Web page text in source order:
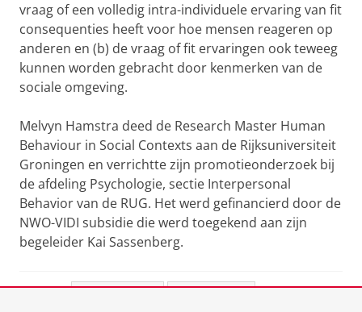
vraag of een volledig intra-individuele ervaring van fit
consequenties heeft voor hoe mensen reageren op
anderen en (b) de vraag of fit ervaringen ook teweeg
kunnen worden gebracht door kenmerken van de
sociale omgeving.
Melvyn Hamstra deed de Research Master Human
Behaviour in Social Contexts aan de Rijksuniversiteit
Groningen en verrichtte zijn promotieonderzoek bij
de afdeling Psychologie, sectie Interpersonal
Behavior van de RUG. Het werd gefinancierd door de
NWO-VIDI subsidie die werd toegekend aan zijn
begeleider Kai Sassenberg.